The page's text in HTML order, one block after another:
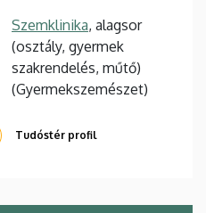
Szemklinika, alagsor
(osztály, gyermek
szakrendelés, műtő)
(Gyermekszemészet)
Tudóstér profil